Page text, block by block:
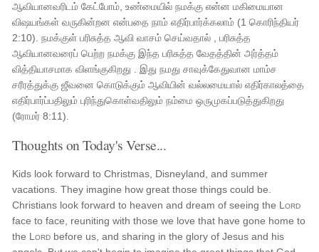
ஆவியானவரிடம் கேட்போம், உண்மையில் நமக்கு என்ன மகிமையான
விஷயங்கள் வருகின்றன என்பதை நாம் எதிர்பார்க்கலாம் (1 கொரிந்தியர்
2:10). நமக்குள் பரிசுத்த ஆவி வாசம் செய்வதால் , பரிசுத்த
ஆவியானவரைப் பெற்ற நமக்கு இந்த பரிசுத்த வேதத்தின் அர்த்தம்
வித்தியாசமாக விளங்குகிறது . இது நமது சாவுக்கேதுவான மாம்ச
சரீரத்துக்கு ஜீவனை கொடுக்கும் ஆவியின் வல்லமையால் எதிர்காலத்தை
எதிர்பார்ப்பதிலும் புரிந்துகொள்வதிலும் நம்மை ஒருமுகப்படுத்துகிறது
(ரோமர் 8:11).
Thoughts on Today's Verse...
Kids look forward to Christmas, Disneyland, and summer
vacations. They imagine how great those things could be.
Christians look forward to heaven and dream of seeing the Lord
face to face, reuniting with those we love that have gone home to
the Lord before us, and sharing in the glory of Jesus and his